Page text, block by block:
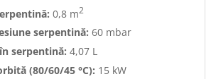
0,8 m2
serpentină: 60 mbar
serpentină: 4,07 L
(80/60/45 °C): 15 kW